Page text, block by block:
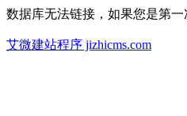
数据库无法链接，如果您是第
艾微建站程序 jizhicms.com